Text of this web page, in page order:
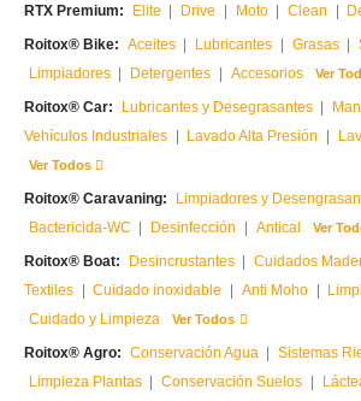
RTX Premium: Elite | Drive | Moto | Clean |
Roitox® Bike: Aceites | Lubricantes | Grasas |
Limpiadores | Detergentes | Accesorios Ver
Roitox® Car: Lubricantes y Desegrasantes |
Vehículos Industriales
| Lavado Alta Presión |
Ver Todos
Roitox® Caravaning: Limpiadores y
Bactericida-WC
| Desinfección | Antical Ver
Roitox® Boat: Desincrustantes | Cuidados
Textiles
| Cuidado inoxidable | Anti Moho |
Cuidado y Limpieza
Ver Todos
Roitox® Agro: Conservación Agua | Sistemas
Limpieza Plantas | Conservación Suelos |